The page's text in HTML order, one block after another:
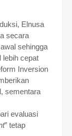
Elnusa
secara
sehingga
lebih cepat
Inversion
sementara
evaluasi
” tetap